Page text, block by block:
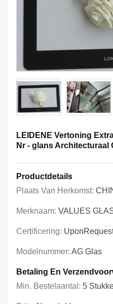
LEIDENE Vertoning
Nr - glans Architecturaal
Productdetails
Plaats Van Herkomst:
Merknaam: VALUES
Certificering:
Modelnummer: AG Glas
Betaling En
Min. Bestelaantal: 5